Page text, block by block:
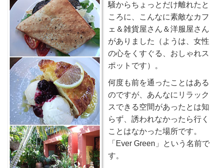
騒からちょっとだけ離れたと
ころに、こんなに素敵なカフ
ェ＆雑貨屋さん＆洋服屋さん
がありました（ようは、女性
の心をくすぐる、おしゃれス
ポットです）。
何度も前を通ったことはある
のですが、あんなにリラック
スできる空間があったとは知
らず、誘われなかったら行く
ことはなかった場所です。
「Ever Green」という名前で
す。